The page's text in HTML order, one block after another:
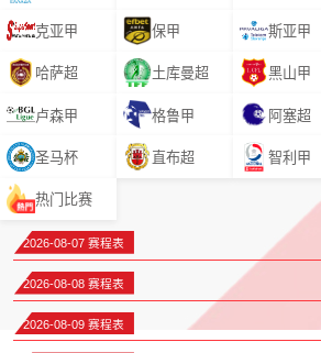
克亚甲 保甲 斯亚甲
哈萨超 土库曼超 黑山甲
卢森甲 格鲁甲 阿塞超
圣马杯 直布超 智利甲
热门比赛
2026-08-07 赛程表
2026-08-08 赛程表
2026-08-09 赛程表